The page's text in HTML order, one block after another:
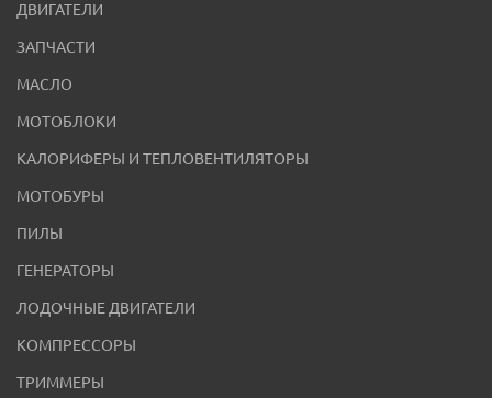
ДВИГАТЕЛИ
ЗАПЧАСТИ
МАСЛО
МОТОБЛОКИ
КАЛОРИФЕРЫ И ТЕПЛОВЕНТИЛЯТОРЫ
МОТОБУРЫ
ПИЛЫ
ГЕНЕРАТОРЫ
ЛОДОЧНЫЕ ДВИГАТЕЛИ
КОМПРЕССОРЫ
ТРИММЕРЫ